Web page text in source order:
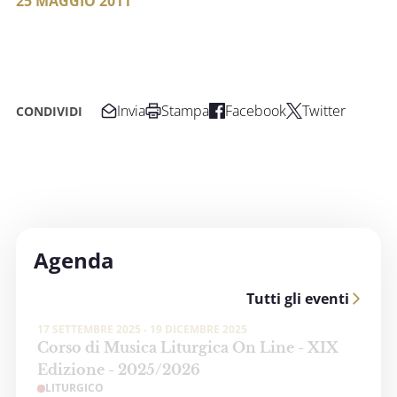
CONDIVIDI Invia Stampa Facebook Twitter
Agenda
Tutti gli eventi
17 SETTEMBRE 2025 - 19 DICEMBRE 2025
Corso di Musica Liturgica On Line - XIX
Edizione - 2025/2026
LITURGICO